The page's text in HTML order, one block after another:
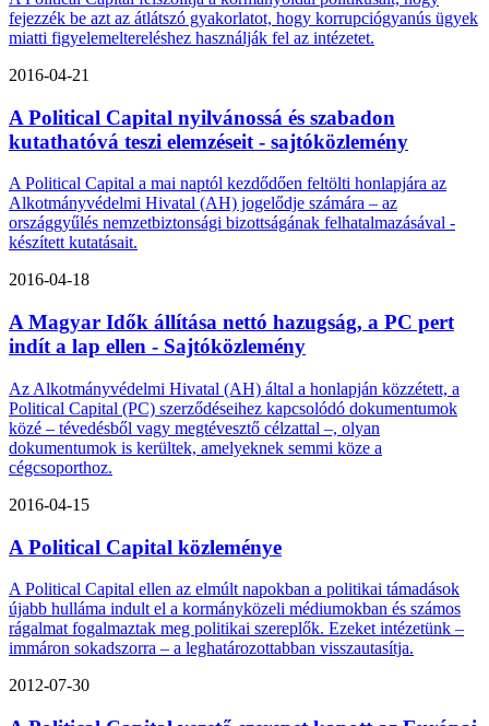
fejezzék be azt az átlátszó gyakorlatot, hogy korrupciógyanús ügyek
miatti figyelemeltereléshez használják fel az intézetet.
2016-04-21
A Political Capital nyilvánossá és szabadon
kutathatóvá teszi elemzéseit - sajtóközlemény
A Political Capital a mai naptól kezdődően feltölti honlapjára az
Alkotmányvédelmi Hivatal (AH) jogelődje számára – az
országgyűlés nemzetbiztonsági bizottságának felhatalmazásával -
készített kutatásait.
2016-04-18
A Magyar Idők állítása nettó hazugság, a PC pert
indít a lap ellen - Sajtóközlemény
Az Alkotmányvédelmi Hivatal (AH) által a honlapján közzétett, a
Political Capital (PC) szerződéseihez kapcsolódó dokumentumok
közé – tévedésből vagy megtévesztő célzattal –, olyan
dokumentumok is kerültek, amelyeknek semmi köze a
cégcsoporthoz.
2016-04-15
A Political Capital közleménye
A Political Capital ellen az elmúlt napokban a politikai támadások
újabb hulláma indult el a kormányközeli médiumokban és számos
rágalmat fogalmaztak meg politikai szereplők. Ezeket intézetünk –
immáron sokadszorra – a leghatározottabban visszautasítja.
2012-07-30